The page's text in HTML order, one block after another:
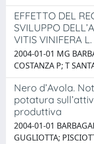
EFFETTO DEL
SVILUPPO
VITIS VINIFERA L.
2004-01-01 MG
COSTANZA P; T
Nero d’Avola.
potatura
produttiva
2004-01-01
GUGLIOTTA;